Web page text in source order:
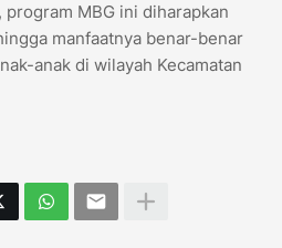
program MBG ini diharapkan
manfaatnya benar-benar
anak di wilayah Kecamatan